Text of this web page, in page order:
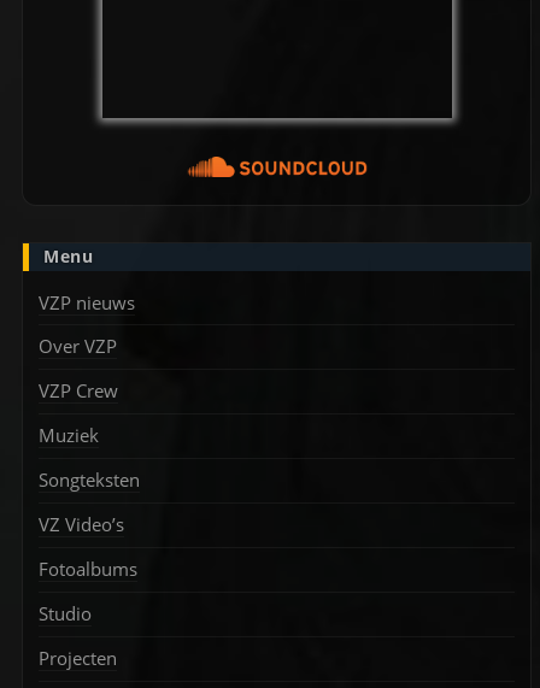
Menu
VZP nieuws
Over VZP
VZP Crew
Muziek
Songteksten
VZ Video’s
Fotoalbums
Studio
Projecten